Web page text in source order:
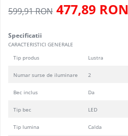
599,91 RON 477,89 RON
Specificatii
CARACTERISTICI GENERALE
Tip produs
Lustra
Numar surse de iluminare 2
Bec inclus Da
Tip bec LED
Tip lumina Calda